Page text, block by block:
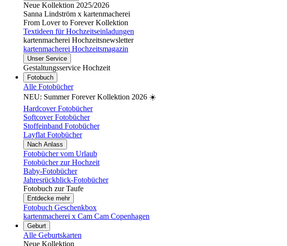
Neue Kollektion 2025/2026
Sanna Lindström x kartenmacherei
From Lover to Forever Kollektion
Textideen für Hochzeitseinladungen
kartenmacherei Hochzeitsnewsletter
kartenmacherei Hochzeitsmagazin
Unser Service
Gestaltungsservice Hochzeit
Fotobuch
Alle Fotobücher
NEU: Summer Forever Kollektion 2026 ☀️
Hardcover Fotobücher
Softcover Fotobücher
Stoffeinband Fotobücher
Layflat Fotobücher
Nach Anlass
Fotobücher vom Urlaub
Fotobücher zur Hochzeit
Baby-Fotobücher
Jahresrückblick-Fotobücher
Fotobuch zur Taufe
Entdecke mehr
Fotobuch Geschenkbox
kartenmacherei x Cam Cam Copenhagen
Geburt
Alle Geburtskarten
Neue Kollektion